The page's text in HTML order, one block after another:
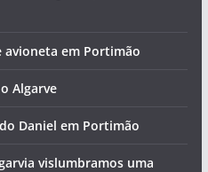
avioneta em Portimão
Algarve
Daniel em Portimão
vislumbramos uma